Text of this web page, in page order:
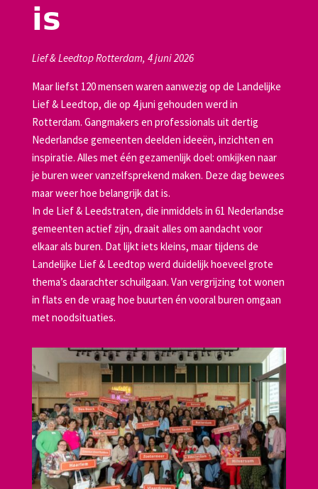
𝗶𝘀
Lief & Leedtop Rotterdam, 4 juni 2026
Maar liefst 120 mensen waren aanwezig op de Landelijke
Lief & Leedtop, die op 4 juni gehouden werd in
Rotterdam. Gangmakers en professionals uit dertig
Nederlandse gemeenten deelden ideeën, inzichten en
inspiratie. Alles met één gezamenlijk doel: omkijken naar
je buren weer vanzelfsprekend maken. Deze dag bewees
maar weer hoe belangrijk dat is.
In de Lief & Leedstraten, die inmiddels in 61 Nederlandse
gemeenten actief zijn, draait alles om aandacht voor
elkaar als buren. Dat lijkt iets kleins, maar tijdens de
Landelijke Lief & Leedtop werd duidelijk hoeveel grote
thema’s daarachter schuilgaan. Van vergrijzing tot wonen
in flats en de vraag hoe buurten én vooral buren omgaan
met noodsituaties.